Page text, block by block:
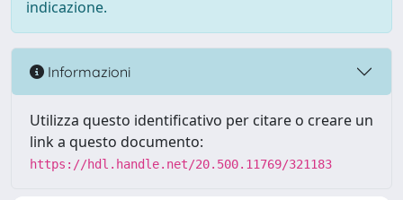
indicazione.
Informazioni
Utilizza questo identificativo per citare o creare un
link a questo documento:
https://hdl.handle.net/20.500.11769/321183